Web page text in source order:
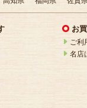
お
ご利
名店